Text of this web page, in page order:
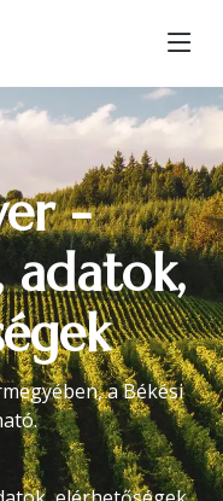
-
a Békési